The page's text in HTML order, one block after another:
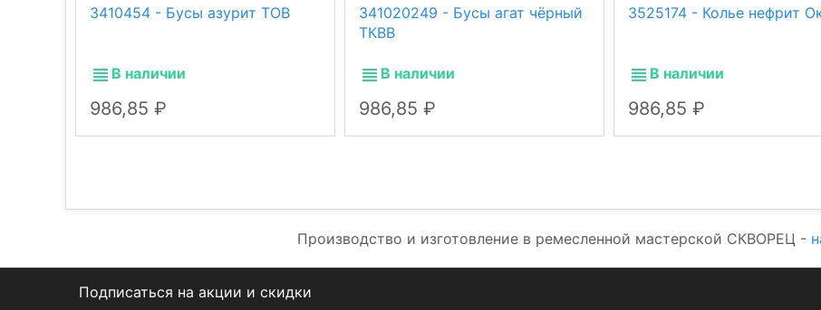
3410454 - Бусы азурит ТОВ
В наличии
986,85
341020249 - Бусы агат чёрный
ТКВВ
В наличии
986,85
3525174 - Колье нефрит
В наличии
986,85
Производство и изготовление в ремесленной мастерской СКВОРЕЦ -
Подписаться на акции и скидки